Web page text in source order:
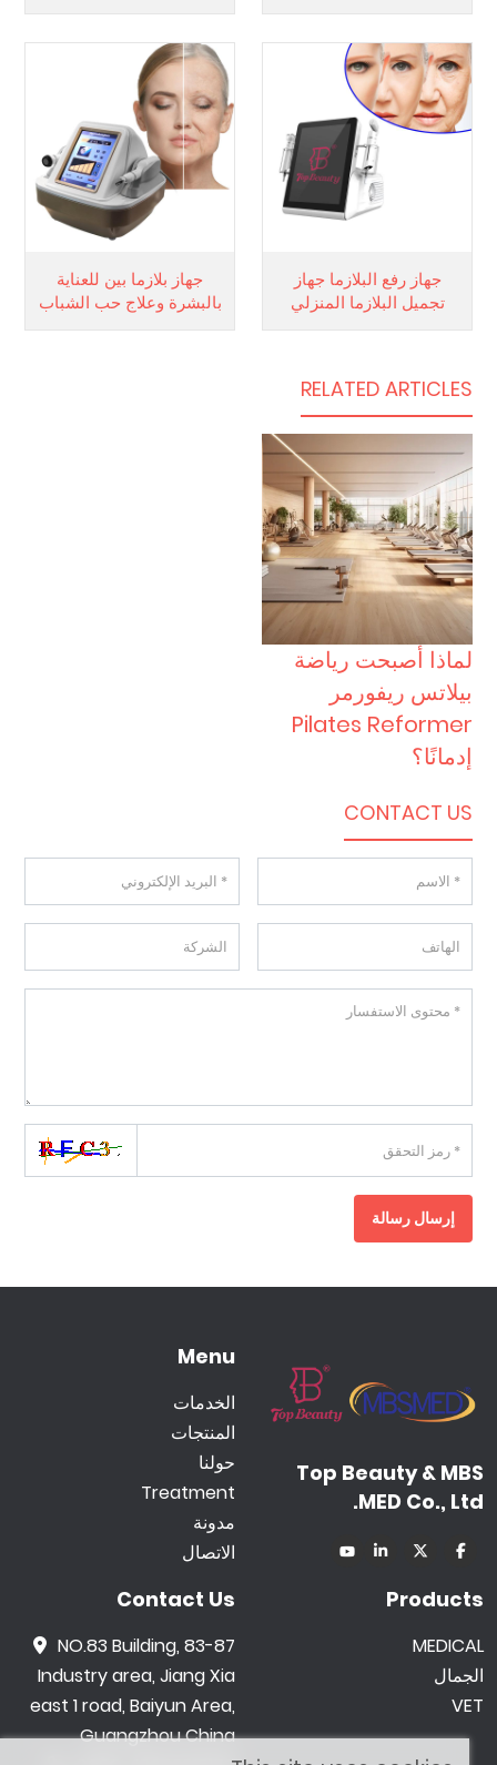
جهاز رفع البلازما جهاز
تجميل البلازما المنزلي
جهاز بلازما بين للعناية
بالبشرة وعلاج حب الشباب
RELATED ARTICLES
لماذا أصبحت رياضة
بيلاتس ريفورمر
Pilates Reformer
إدمانًا؟
CONTACT US
إرسال رسالة
Top Beauty & MBS
MED Co., Ltd.
Menu
الخدمات
المنتجات
حولنا
Treatment
مدونة
الاتصال
Products
MEDICAL
الجمال
VET
Contact Us
NO.83 Building, 83-87
Industry area, Jiang Xia
east 1 road, Baiyun Area,
Guangzhou China